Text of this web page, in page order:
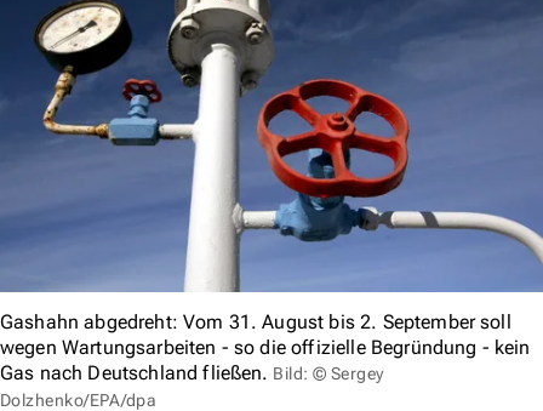
Gashahn abgedreht: Vom 31. August bis 2. September soll
wegen Wartungsarbeiten - so die offizielle Begründung - kein
Gas nach Deutschland fließen. Bild: © Sergey
Dolzhenko/EPA/dpa